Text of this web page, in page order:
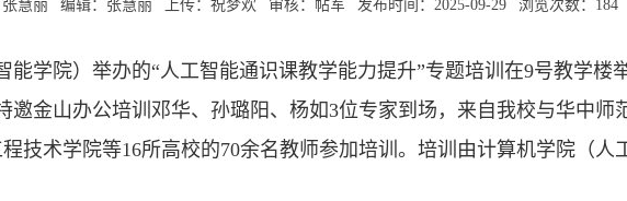
张慧丽 编辑：张慧丽 上传：祝梦欢 审核：帖军 发布时间：2025-09-29 浏览次数： 184
能学院）举办的“人工智能通识课教学能力提升”专题培训在9号教学楼
邀金山办公培训邓华、孙璐阳、杨如3位专家到场，来自我校与华中师
技术学院等16所高校的70余名教师参加培训。培训由计算机学院（人